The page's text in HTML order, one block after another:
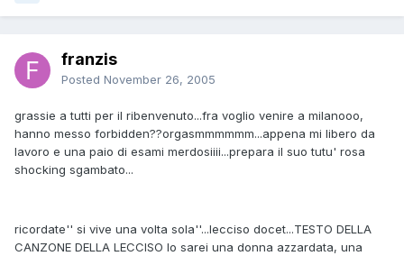
franzis
Posted November 26, 2005
grassie a tutti per il ribenvenuto...fra voglio venire a milanooo,
hanno messo forbidden??orgasmmmmmm...appena mi libero da
lavoro e una paio di esami merdosiiii...prepara il suo tutu' rosa
shocking sgambato...
ricordate'' si vive una volta sola''...lecciso docet...TESTO DELLA
CANZONE DELLA LECCISO Io sarei una donna azzardata, una